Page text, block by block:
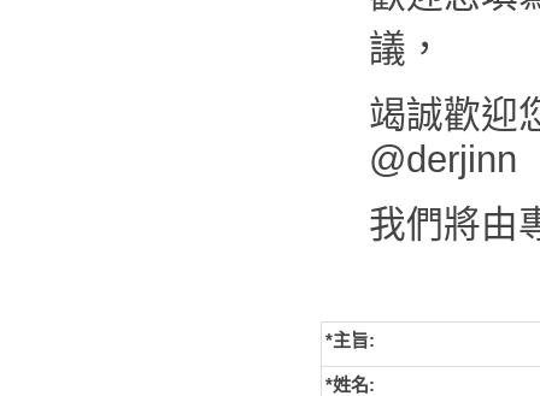
議，
竭誠歡迎
@derjinn
我們將由
*主旨:
*姓名: